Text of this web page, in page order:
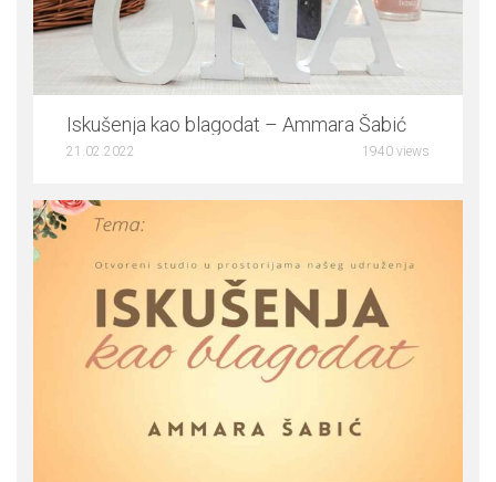
Iskušenja kao blagodat – Ammara Šabić
21.02.2022 1940 views